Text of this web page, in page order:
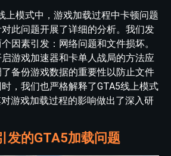
上模式中，游戏加载过程中卡顿问题
此问题开展了详细的分析。我们发
因素引发：网络问题和文件损坏。
游戏加速器和卡单人战局的方法应
备份游戏数据的重要性以防止文件
，我们也严格解释了GTA5线上模式
游戏加载过程的影响做出了深入研
发的GTA5加载问题